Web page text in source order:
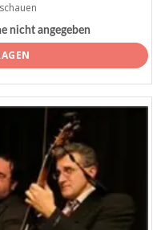
nicht angegeben